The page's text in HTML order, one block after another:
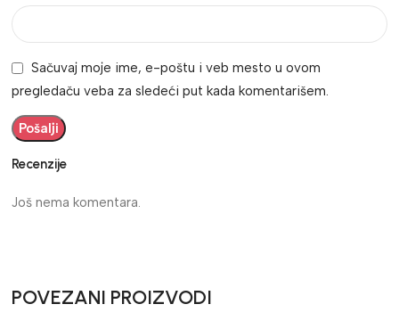
Recenzije
Još nema komentara.
Sačuvaj moje ime, e-poštu i veb mesto u ovom
pregledaču veba za sledeći put kada komentarišem.
POVEZANI PROIZVODI